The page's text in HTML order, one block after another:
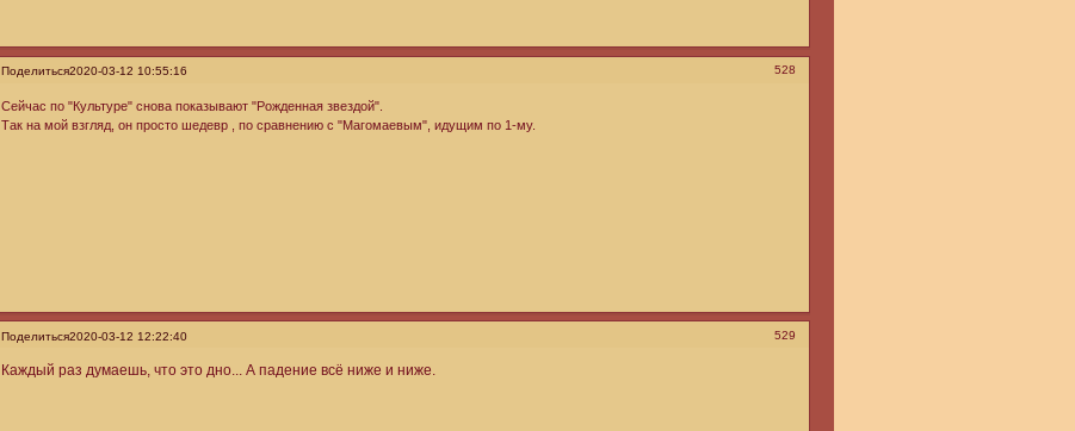
Поделиться 528
2020-03-12 10:55:16
Сейчас по "Культуре" снова показывают "Рожденная звездой".
Так на мой взгляд, он просто шедевр , по сравнению с "Магомаевым", идущим по 1-му.
Поделиться 529
2020-03-12 12:22:40
Каждый раз думаешь, что это дно... А падение всё ниже и ниже.